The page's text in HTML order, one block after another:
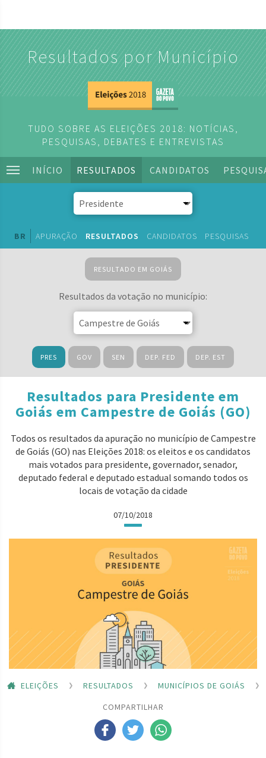
Resultados por Município
TUDO SOBRE AS ELEIÇÕES 2018: NOTÍCIAS,
PESQUISAS, DEBATES E ENTREVISTAS
INÍCIO RESULTADOS CANDIDATOS
BR APURAÇÃO RESULTADOS CANDIDATOS PESQUISAS
RESULTADO EM GOIÁS
Resultados da votação no município:
PRES GOV SEN DEP. FED DEP. EST
Resultados para Presidente em
Goiás em Campestre de Goiás (GO)
Todos os resultados da apuração no município de Campestre
de Goiás (GO) nas Eleições 2018: os eleitos e os candidatos
mais votados para presidente, governador, senador,
deputado federal e deputado estadual somando todos os
locais de votação da cidade
07/10/2018
ELEIÇÕES RESULTADOS
MUNICÍPIOS DE GOIÁS
COMPARTILHAR